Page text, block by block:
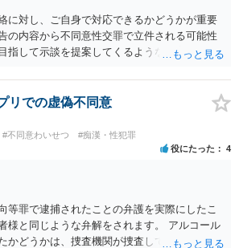
、「逮捕されてもすぐに（自ら）接見して、
」とまで述べてくれるのであれば、その弁護
をしておいても良いかと思われます。
に対し、ご自身で対応できるかどうかが重要
の内容から不同意性交罪で立件される可能性
指して示談を提案してくるような事案では、
と被害感情が激化して示談できないからで
、例えば相手方からの示談提示が妥当かどう
の対応そのものが心理的・精神的にしんどい
はかかりますが弁護士へ依頼した方がよいと
リでの虚偽不同意
#不同意わいせつ #痴漢・性犯罪
役にたった 4
等罪で逮捕されたことの弁護を実際にしたこ
様と同じような弁解をされます。 アルコール
かどうかは、捜査機関が捜査して判断するこ